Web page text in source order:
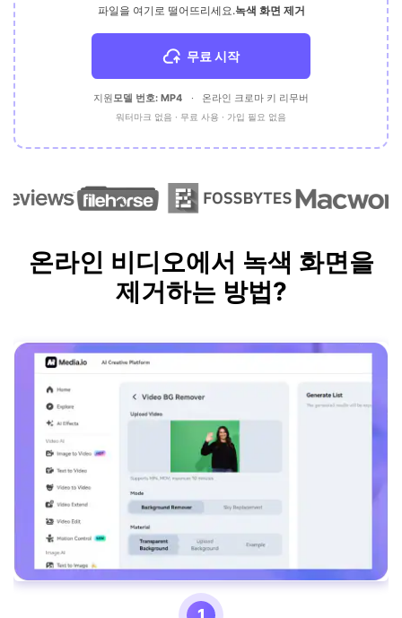
파일을 여기로 떨어뜨리세요.녹색 화면 제거
무료 시작
지원 모델 번호: MP4 · 온라인 크로마 키 리무버
워터마크 없음 · 무료 사용 · 가입 필요 없음
온라인 비디오에서 녹색 화면을
제거하는 방법?